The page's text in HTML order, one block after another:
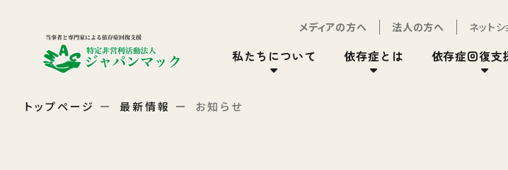
メディアの方へ 法人の方へ ネットシ
私たちについて 依存症とは 依存症回復支
トップページ 最新情報 お知らせ